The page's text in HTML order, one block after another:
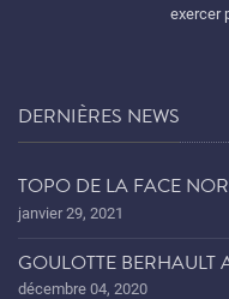
exercer
DERNIÈRES NEWS
TOPO DE LA FACE
janvier 29, 2021
GOULOTTE BERHAULT
décembre 04, 2020